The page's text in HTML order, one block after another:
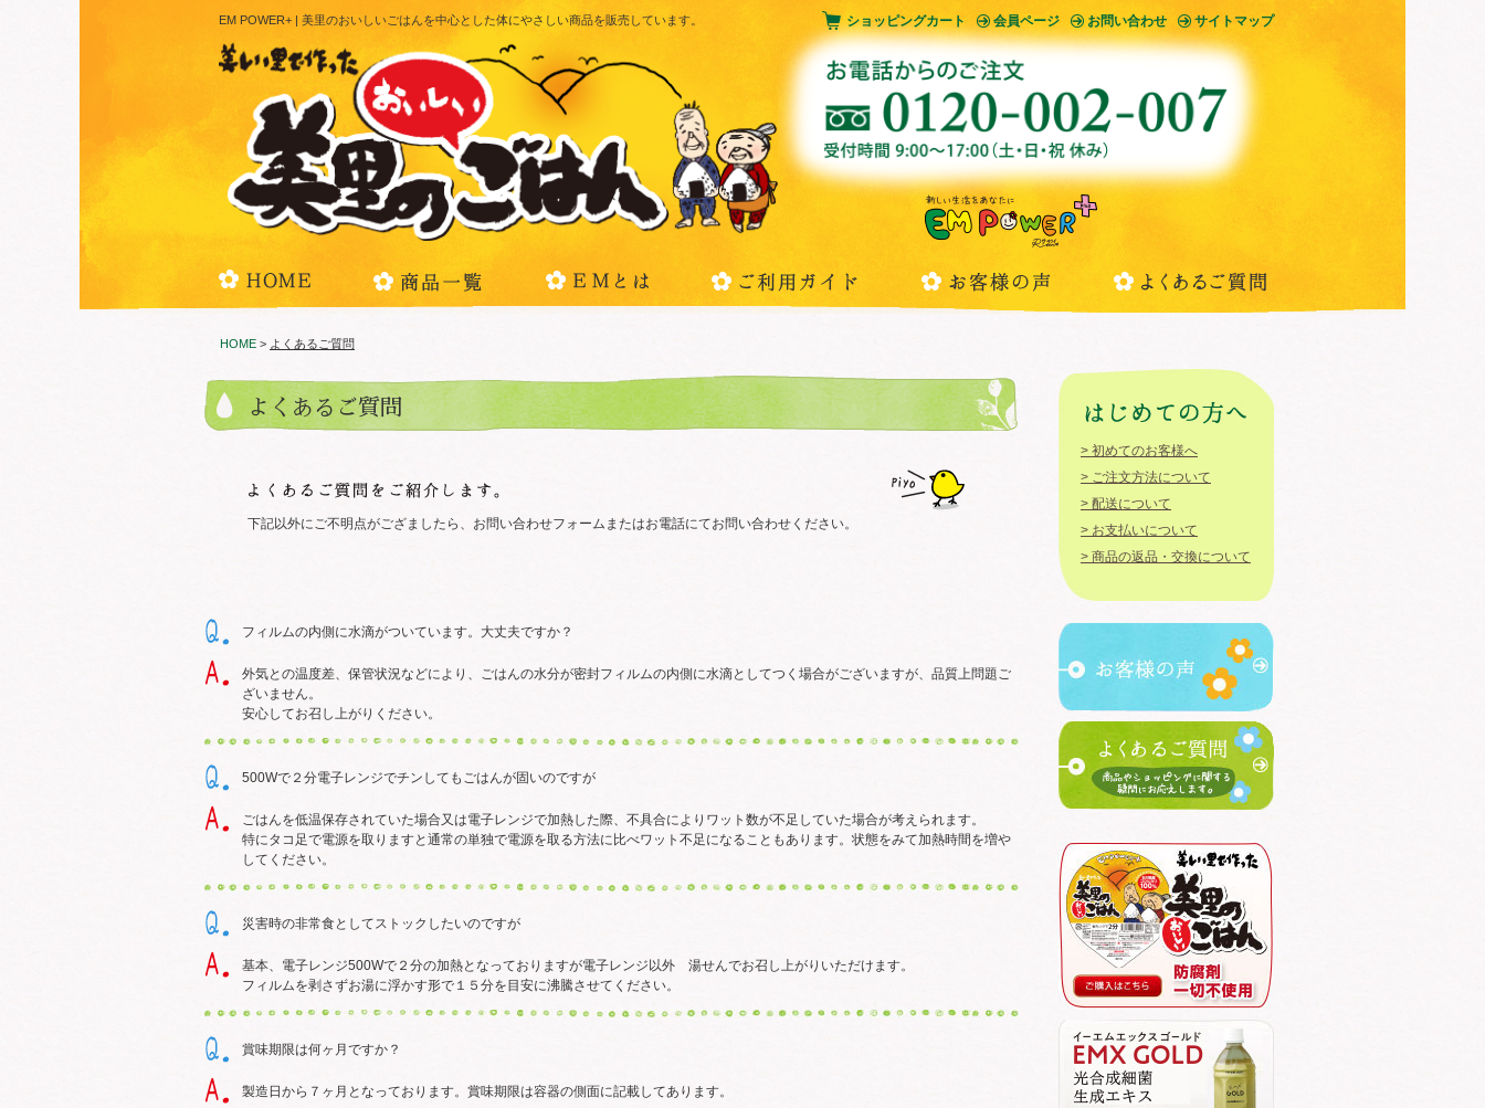
EM POWER+ | 美里のおいしいごはんを中心とした体にやさしい商品を販売しています。 ショッピングカート 会員ページ お問い合わせ サイトマップ
HOME > よくあるご質問
よくあるご質問
下記以外にご不明点がござましたら、お問い合わせフォームまたはお電話にてお問い合わせください。
フィルムの内側に水滴がついています。大丈夫ですか？
外気との温度差、保管状況などにより、ごはんの水分が密封フィルムの内側に水滴としてつく場合がございますが、品質上問題ご
ざいません。
安心してお召し上がりください。
500Wで２分電子レンジでチンしてもごはんが固いのですが
ごはんを低温保存されていた場合又は電子レンジで加熱した際、不具合によりワット数が不足していた場合が考えられます。
特にタコ足で電源を取りますと通常の単独で電源を取る方法に比べワット不足になることもあります。状態をみて加熱時間を増や
してください。
災害時の非常食としてストックしたいのですが
基本、電子レンジ500Wで２分の加熱となっておりますが電子レンジ以外 湯せんでお召し上がりいただけます。
フィルムを剥さずお湯に浮かす形で１５分を目安に沸騰させてください。
賞味期限は何ヶ月ですか？
製造日から７ヶ月となっております。賞味期限は容器の側面に記載してあります。
> 初めてのお客様へ
> ご注文方法について
> 配送について
> お支払いについて
> 商品の返品・交換について